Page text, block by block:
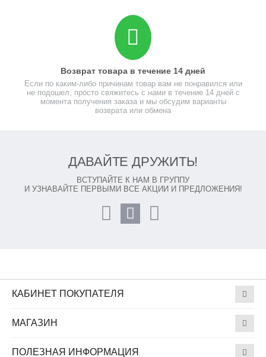
Возврат товара в течение 14 дней
Если по каким-либо причинам товар вам не понравился или
не подошел, просто свяжитесь с нами в течение 14 дней с
момента получения заказа и мы обсудим варианты
возврата или обмена
ДАВАЙТЕ ДРУЖИТЬ!
ВСТУПАЙТЕ К НАМ В ГРУППУ
И УЗНАВАЙТЕ ПЕРВЫМИ ВСЕ АКЦИИ И ПРЕДЛОЖЕНИЯ!
КАБИНЕТ ПОКУПАТЕЛЯ
МАГАЗИН
ПОЛЕЗНАЯ ИНФОРМАЦИЯ